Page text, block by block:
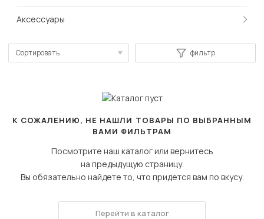
Аксессуары
Сортировать
Сначала дешевые
фильтр
К СОЖАЛЕНИЮ, НЕ НАШЛИ ТОВАРЫ ПО ВЫБРАННЫМ
ВАМИ ФИЛЬТРАМ
Посмотрите наш каталог или вернитесь
на предыдущую страницу.
Вы обязательно найдете то, что придется вам по вкусу.
Перейти в каталог